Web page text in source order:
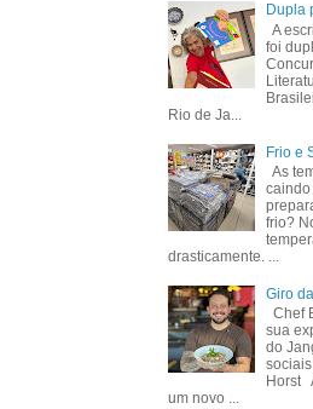
Dupla
A
foi
Rio de Ja...
Frio e
As
caindo
frio?
drasticamente. ...
Giro
Chef
sua
do
Horst
um novo ...